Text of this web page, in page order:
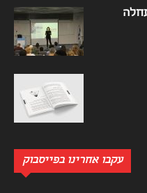
עקבו אחרינו בפייסבוק